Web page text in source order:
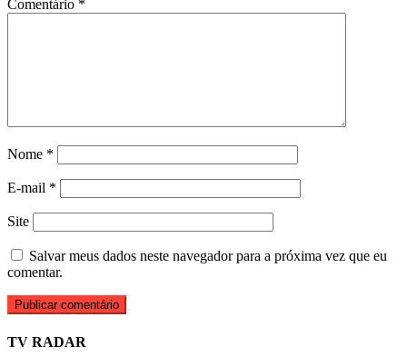
Comentário *
Nome *
E-mail *
Site
Salvar meus dados neste navegador para a próxima vez que eu
comentar.
TV RADAR